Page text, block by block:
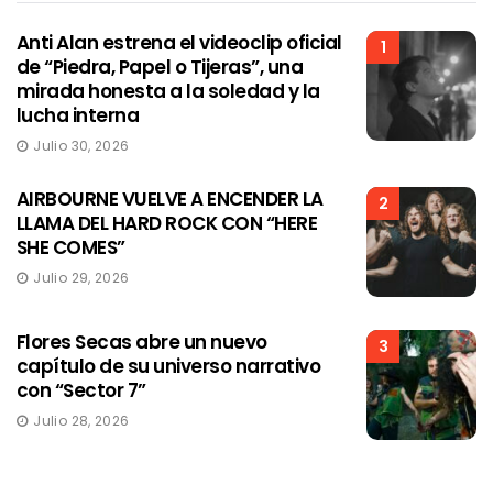
1
Anti Alan estrena el videoclip oficial
de “Piedra, Papel o Tijeras”, una
mirada honesta a la soledad y la
lucha interna
Julio 30, 2026
2
AIRBOURNE VUELVE A ENCENDER LA
LLAMA DEL HARD ROCK CON “HERE
SHE COMES”
Julio 29, 2026
3
Flores Secas abre un nuevo
capítulo de su universo narrativo
con “Sector 7”
Julio 28, 2026